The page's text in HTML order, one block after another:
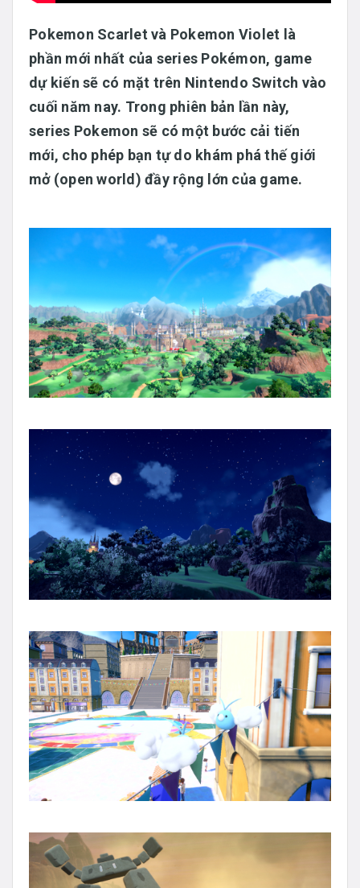
Pokemon Scarlet và Pokemon Violet là
phần mới nhất của series Pokémon, game
dự kiến sẽ có mặt trên Nintendo Switch vào
cuối năm nay. Trong phiên bản lần này,
series Pokemon sẽ có một bước cải tiến
mới, cho phép bạn tự do khám phá thế giới
mở (open world) đầy rộng lớn của game.